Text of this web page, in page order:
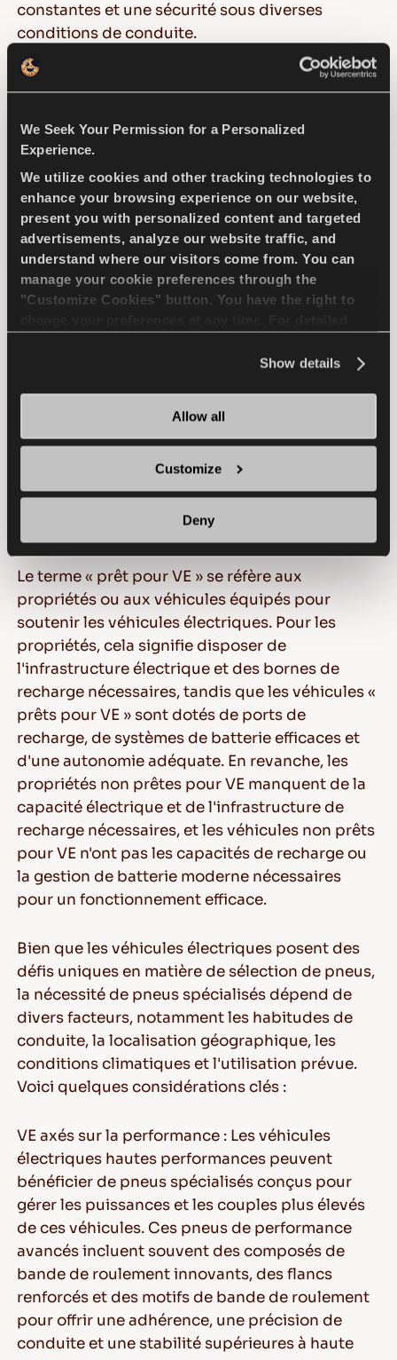
We Seek Your Permission for a Personalized
Experience.
We utilize cookies and other tracking technologies to
enhance your browsing experience on our website,
present you with personalized content and targeted
advertisements, analyze our website traffic, and
understand where our visitors come from. You can
manage your cookie preferences through the
"Customize Cookies" button. You have the right to
Show details
Allow all
Customize
Deny
constantes et une sécurité sous diverses
conditions de conduite.
En répondant à ces facteurs clés – exigences en
répartition du poids et impact du freinage
régénératif – les fabricants de pneus peuvent
optimiser la performance des pneus pour les
véhicules électriques, offrant une durabilité
accrue, une efficacité améliorée et une sécurité
renforcée pour les propriétaires de VE du
monde entier. Alors que la mobilité électrique
continue d'évoluer, les avancées dans la
technologie des pneus affineront probablement
ces solutions, offrant des améliorations
continues en termes de performance et de
Les véhicules électriques
nécessitent-ils des pneus
spécialisés ?
Le terme « prêt pour VE » se réfère aux
propriétés ou aux véhicules équipés pour
soutenir les véhicules électriques. Pour les
propriétés, cela signifie disposer de
l'infrastructure électrique et des bornes de
recharge nécessaires, tandis que les véhicules «
prêts pour VE » sont dotés de ports de
recharge, de systèmes de batterie efficaces et
d'une autonomie adéquate. En revanche, les
propriétés non prêtes pour VE manquent de la
capacité électrique et de l'infrastructure de
recharge nécessaires, et les véhicules non prêts
pour VE n'ont pas les capacités de recharge ou
la gestion de batterie moderne nécessaires
pour un fonctionnement efficace.
Bien que les véhicules électriques posent des
défis uniques en matière de sélection de pneus,
la nécessité de pneus spécialisés dépend de
divers facteurs, notamment les habitudes de
conduite, la localisation géographique, les
conditions climatiques et l'utilisation prévue.
Voici quelques considérations clés :
VE axés sur la performance : Les véhicules
électriques hautes performances peuvent
bénéficier de pneus spécialisés conçus pour
gérer les puissances et les couples plus élevés
de ces véhicules. Ces pneus de performance
avancés incluent souvent des composés de
bande de roulement innovants, des flancs
renforcés et des motifs de bande de roulement
pour offrir une adhérence, une précision de
conduite et une stabilité supérieures à haute